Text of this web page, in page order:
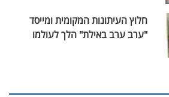
חלוץ העיתונות המקומית ומייסד
"ערב ערב באילת" הלך לעולמו